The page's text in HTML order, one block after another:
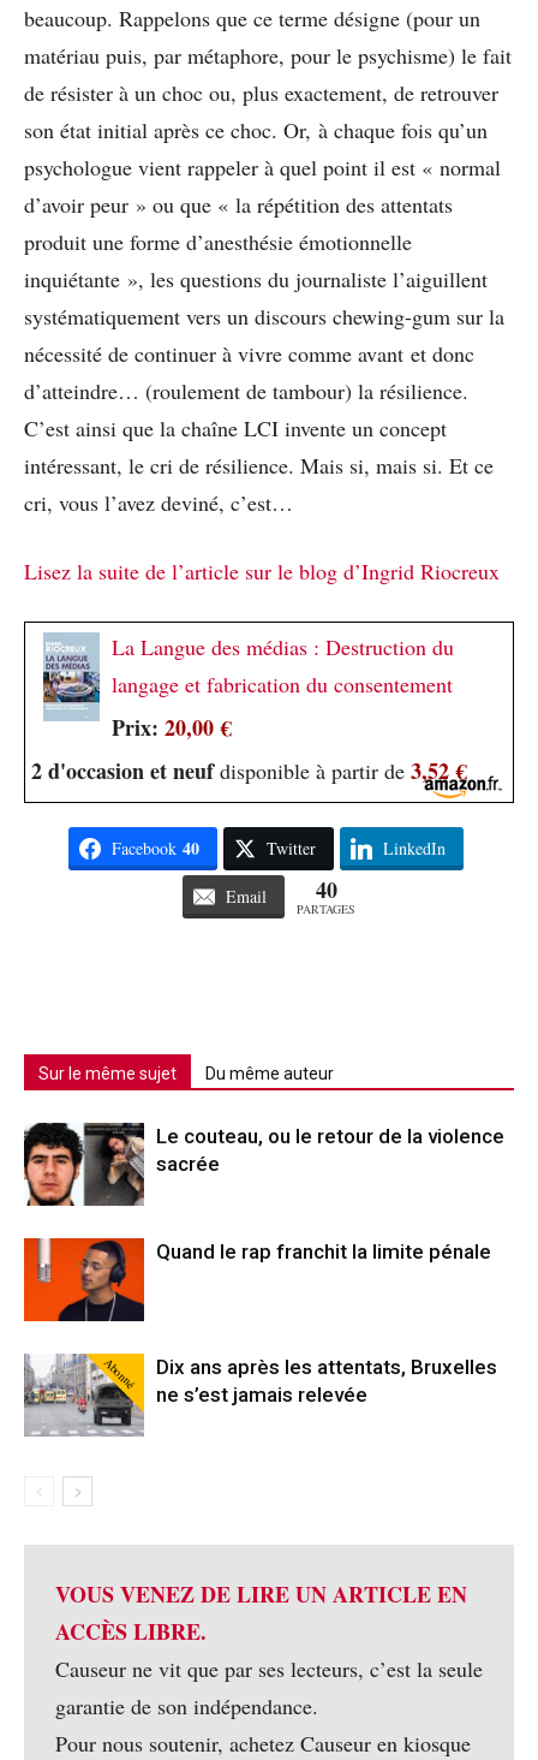
beaucoup. Rappelons que ce terme désigne (pour un
matériau puis, par métaphore, pour le psychisme) le fait
de résister à un choc ou, plus exactement, de retrouver
son état initial après ce choc. Or, à chaque fois qu’un
psychologue vient rappeler à quel point il est « normal
d’avoir peur » ou que « la répétition des attentats
produit une forme d’anesthésie émotionnelle
inquiétante », les questions du journaliste l’aiguillent
systématiquement vers un discours chewing-gum sur la
nécessité de continuer à vivre comme avant et donc
d’atteindre… (roulement de tambour) la résilience.
C’est ainsi que la chaîne LCI invente un concept
intéressant, le cri de résilience. Mais si, mais si. Et ce
cri, vous l’avez deviné, c’est…
Lisez la suite de l’article sur le blog d’Ingrid Riocreux
La Langue des médias : Destruction du
langage et fabrication du consentement
Prix: 20,00 €
2 d'occasion et neufdisponible à partir de 3,52 €
Facebook 40 Twitter LinkedIn
Email 40
PARTAGES
Sur le même sujet Du même auteur
Le couteau, ou le retour de la violence
sacrée
Quand le rap franchit la limite pénale
Abonné
Dix ans après les attentats, Bruxelles
ne s’est jamais relevée
VOUS VENEZ DE LIRE UN ARTICLE EN
ACCÈS LIBRE.
Causeur ne vit que par ses lecteurs, c’est la seule
garantie de son indépendance.
Pour nous soutenir, achetez Causeur en kiosque